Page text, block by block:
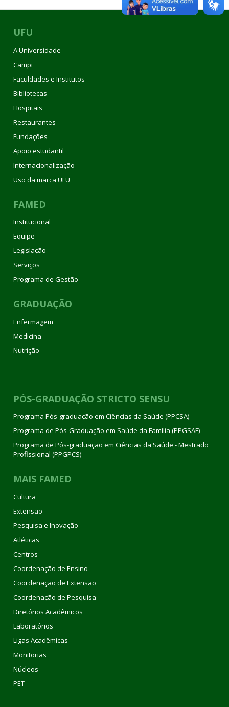
UFU
A Universidade
Campi
Faculdades e Institutos
Bibliotecas
Hospitais
Restaurantes
Fundações
Apoio estudantil
Internacionalização
Uso da marca UFU
FAMED
Institucional
Equipe
Legislação
Serviços
Programa de Gestão
GRADUAÇÃO
Enfermagem
Medicina
Nutrição
PÓS-GRADUAÇÃO STRICTO SENSU
Programa Pós-graduação em Ciências da Saúde (PPCSA)
Programa de Pós-Graduação em Saúde da Família (PPGSAF)
Programa de Pós-graduação em Ciências da Saúde - Mestrado
Profissional (PPGPCS)
MAIS FAMED
Cultura
Extensão
Pesquisa e Inovação
Atléticas
Centros
Coordenação de Ensino
Coordenação de Extensão
Coordenação de Pesquisa
Diretórios Acadêmicos
Laboratórios
Ligas Acadêmicas
Monitorias
Núcleos
PET